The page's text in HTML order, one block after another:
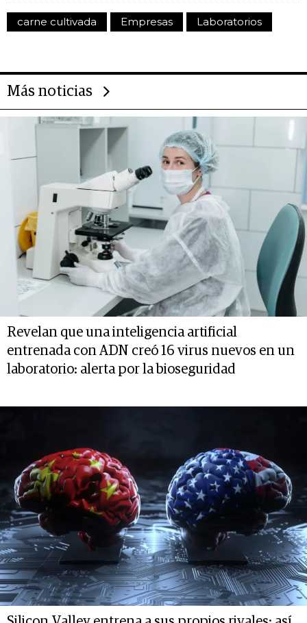
carne cultivada Empresas Laboratorios
Más noticias
Revelan que una inteligencia artificial
entrenada con ADN creó 16 virus nuevos en un
laboratorio: alerta por la bioseguridad